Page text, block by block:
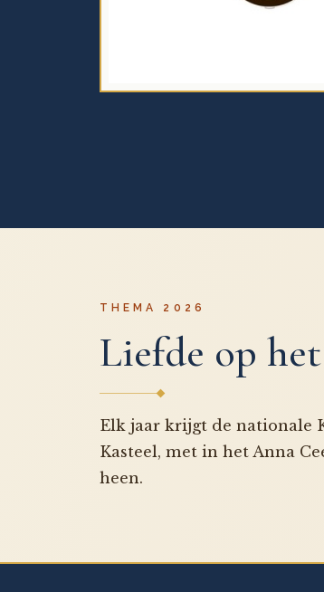
THEMA 2026
Liefde op
Elk jaar krijgt de nationale
Kasteel, met in het Anna
heen.